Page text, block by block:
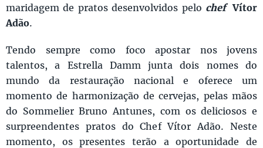
maridagem de pratos desenvolvidos pelo chefVítor
Adão.
Tendo sempre como foco apostar nos jovens
talentos, a Estrella Damm junta dois nomes do
mundo da restauração nacional e oferece um
momento de harmonização de cervejas, pelas mãos
do Sommelier Bruno Antunes, com os deliciosos e
surpreendentes pratos do Chef Vítor Adão. Neste
momento, os presentes terão a oportunidade de